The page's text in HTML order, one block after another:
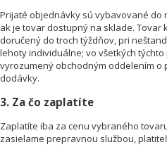
Prijaté objednávky sú vybavované
ak je tovar dostupný na sklade. Tovar
doručený do troch týždňov, pri
lehoty individuálne; vo všetkých
vyrozumený obchodným oddelením o
dodávky.
3. Za čo zaplatíte
Zaplatíte iba za cenu vybraného
zasielame prepravnou službou,